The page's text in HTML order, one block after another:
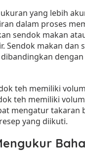
yang lebih
dalam proses
sendok makan
Sendok makan dan
teh memiliki
teh memiliki
mengatur takaran
yang diikuti.